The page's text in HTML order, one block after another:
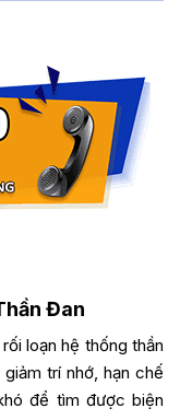
Đan
loạn hệ thống thần
trí nhớ, hạn chế
để tìm được biện